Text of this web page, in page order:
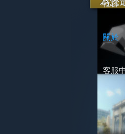
社群
關於
客服